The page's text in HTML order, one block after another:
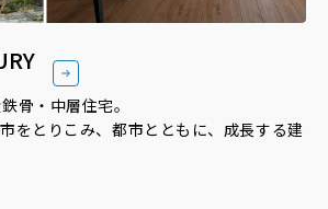
骨・中層住宅。
をとりこみ、都市とともに、成長する建